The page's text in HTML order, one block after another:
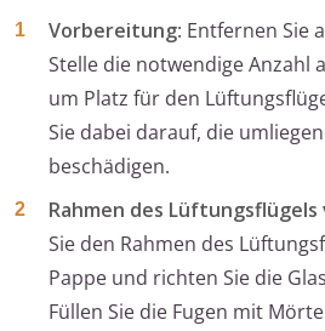
Vorbereitung: Entfernen Sie
Stelle die notwendige Anzahl
um Platz für den
Sie dabei darauf, die
beschädigen.
Rahmen des
Sie den Rahmen des
Pappe und richten Sie die
Füllen Sie die Fugen mit